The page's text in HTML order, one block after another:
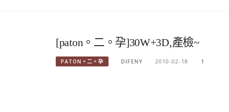
[paton。二。孕]30W+3D,產檢~
PATON。二。孕 DIFENY 2010-02-18 1